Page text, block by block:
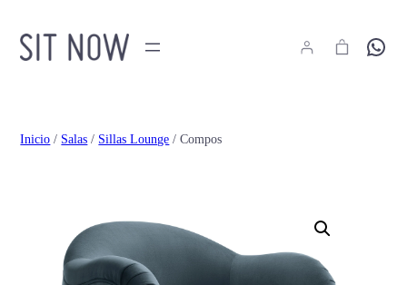
Hola
Inicio / Salas / Sillas Lounge / Compos